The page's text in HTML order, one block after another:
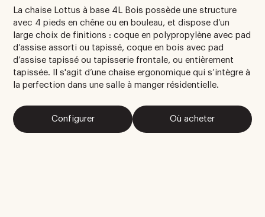
La chaise Lottus à base 4L Bois possède une structure
avec 4 pieds en chêne ou en bouleau, et dispose d’un
large choix de finitions : coque en polypropylène avec pad
d’assise assorti ou tapissé, coque en bois avec pad
d’assise tapissé ou tapisserie frontale, ou entièrement
tapissée. Il s'agit d’une chaise ergonomique qui s’intègre à
la perfection dans une salle à manger résidentielle.
Configurer Où acheter